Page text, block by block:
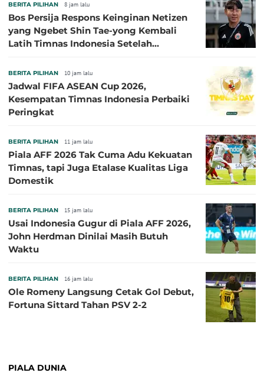
BERITA PILIHAN 8 jam lalu
Bos Persija Respons Keinginan Netizen
yang Ngebet Shin Tae-yong Kembali
Latih Timnas Indonesia Setelah
BERITA PILIHAN 10 jam lalu
Jadwal FIFA ASEAN Cup 2026,
Kesempatan Timnas Indonesia Perbaiki
Peringkat
BERITA PILIHAN 11 jam lalu
Piala AFF 2026 Tak Cuma Adu Kekuatan
Timnas, tapi Juga Etalase Kualitas Liga
Domestik
BERITA PILIHAN 15 jam lalu
Usai Indonesia Gugur di Piala AFF 2026,
John Herdman Dinilai Masih Butuh
Waktu
BERITA PILIHAN 16 jam lalu
Ole Romeny Langsung Cetak Gol Debut,
Fortuna Sittard Tahan PSV 2-2
PIALA DUNIA